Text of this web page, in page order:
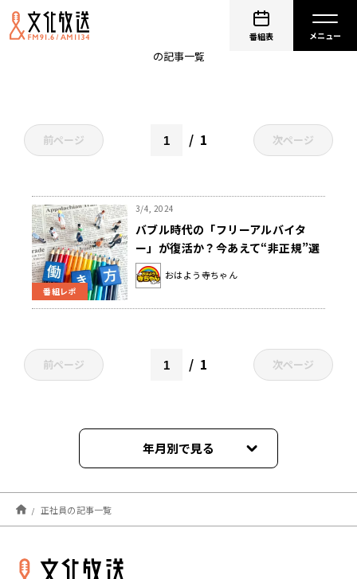
番組表
の記事一覧
前ページ 1 次ページ
番組レポ
3/4, 2024
バブル時代の「フリーアルバイタ
ー」が復活か？今あえて“非正規”選
ぶ若者が増える理由とは
おはよう寺ちゃん
前ページ 1 次ページ
年月別で見る
2024年03月
正社員の記事一覧